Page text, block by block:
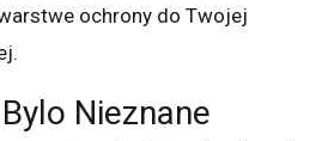
ochrony do Twojej
Nieznane